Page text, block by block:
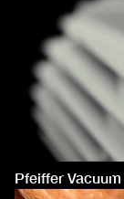
Pfeiffer Vacuum